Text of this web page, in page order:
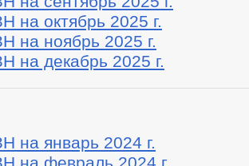
на октябрь 2025 г.
на ноябрь 2025 г.
на декабрь 2025 г.
на январь 2024 г.